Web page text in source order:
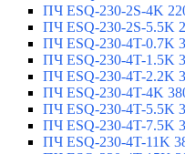
ПЧ ESQ-230-2S-4K
ПЧ ESQ-230-2S-5.5K
ПЧ ESQ-230-4T-0.7K
ПЧ ESQ-230-4T-1.5K
ПЧ ESQ-230-4T-2.2K
ПЧ ESQ-230-4T-4K
ПЧ ESQ-230-4T-5.5K
ПЧ ESQ-230-4T-7.5K
ПЧ ESQ-230-4T-11K